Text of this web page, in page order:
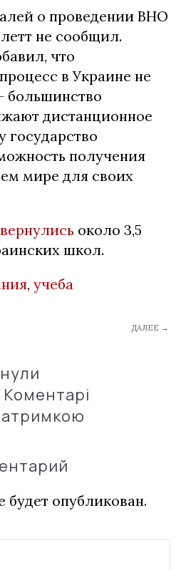
о проведении ВНО
не сообщил.
что
в Украине не
большинство
дистанционное
государство
получения
мире для своих
вернулись около 3,5
школ.
, учеба
ДАЛЕЕ →
будет опубликован.